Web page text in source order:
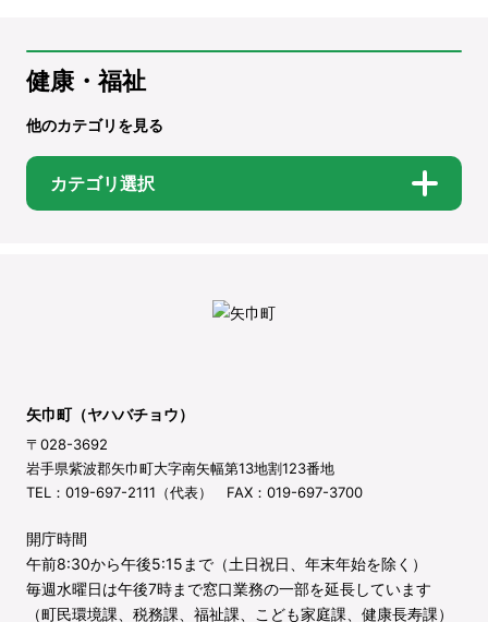
健康・福祉
他のカテゴリを見る
カテゴリ選択
矢巾町（ヤハバチョウ）
〒028-3692
岩手県紫波郡矢巾町大字南矢幅第13地割123番地
TEL：019-697-2111（代表） FAX：019-697-3700
開庁時間
午前8:30から午後5:15まで（土日祝日、年末年始を除く）
毎週水曜日は午後7時まで窓口業務の一部を延長しています
（町民環境課、税務課、福祉課、こども家庭課、健康長寿課）